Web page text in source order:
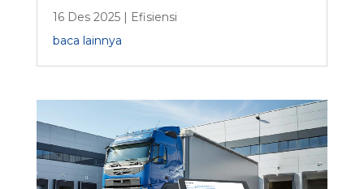
16 Des 2025| Efisiensi
baca lainnya